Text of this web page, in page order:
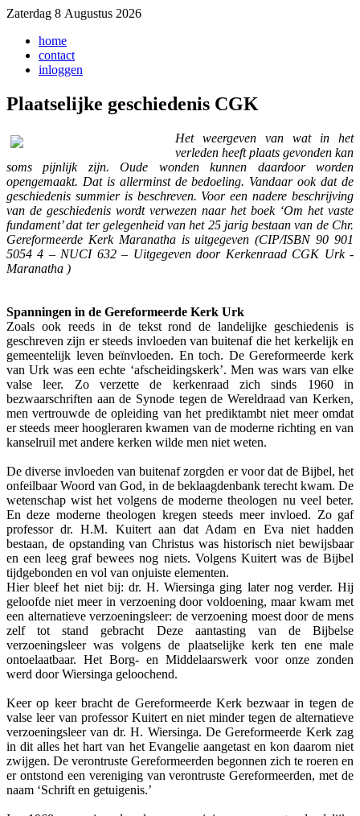
Zaterdag 8 Augustus 2026
home
contact
inloggen
Plaatselijke geschiedenis CGK
Het weergeven van wat in het
verleden heeft plaats gevonden kan
soms pijnlijk zijn. Oude wonden kunnen daardoor worden
opengemaakt. Dat is allerminst de bedoeling. Vandaar ook dat de
geschiedenis summier is beschreven. Voor een nadere beschrijving
van de geschiedenis wordt verwezen naar het boek ‘Om het vaste
fundament’ dat ter gelegenheid van het 25 jarig bestaan van de Chr.
Gereformeerde Kerk Maranatha is uitgegeven (CIP/ISBN 90 901
5054 4 – NUCI 632 – Uitgegeven door Kerkenraad CGK Urk -
Maranatha )
Spanningen in de Gereformeerde Kerk Urk
Zoals ook reeds in de tekst rond de landelijke geschiedenis is
geschreven zijn er steeds invloeden van buitenaf die het kerkelijk en
gemeentelijk leven beïnvloeden. En toch. De Gereformeerde kerk
van Urk was een echte ‘afscheidingskerk’. Men was wars van elke
valse leer. Zo verzette de kerkenraad zich sinds 1960 in
bezwaarschriften aan de Synode tegen de Wereldraad van Kerken,
men vertrouwde de opleiding van het prediktambt niet meer omdat
er steeds meer hoogleraren kwamen van de moderne richting en van
kanselruil met andere kerken wilde men niet weten.
De diverse invloeden van buitenaf zorgden er voor dat de Bijbel, het
onfeilbaar Woord van God, in de beklaagdenbank terecht kwam. De
wetenschap wist het volgens de moderne theologen nu veel beter.
En deze moderne theologen kregen steeds meer invloed. Zo gaf
professor dr. H.M. Kuitert aan dat Adam en Eva niet hadden
bestaan, de opstanding van Christus was historisch niet bewijsbaar
en een leeg graf bewees nog niets. Volgens Kuitert was de Bijbel
tijdgebonden en vol van onjuiste elementen.
Hier bleef het niet bij: dr. H. Wiersinga ging later nog verder. Hij
geloofde niet meer in verzoening door voldoening, maar kwam met
een alternatieve verzoeningsleer: de verzoening moest door de mens
zelf tot stand gebracht Deze aantasting van de Bijbelse
verzoeningsleer was volgens de plaatselijke kerk ten ene male
ontoelaatbaar. Het Borg- en Middelaarswerk voor onze zonden
werd door Wiersinga geloochend.
Keer op keer bracht de Gereformeerde Kerk bezwaar in tegen de
valse leer van professor Kuitert en niet minder tegen de alternatieve
verzoeningsleer van dr. H. Wiersinga. De Gereformeerde Kerk zag
in dit alles het hart van het Evangelie aangetast en kon daarom niet
zwijgen. De verontruste Gereformeerden begonnen zich te roeren en
er ontstond een vereniging van verontruste Gereformeerden, met de
naam ‘Schrift en getuigenis.’